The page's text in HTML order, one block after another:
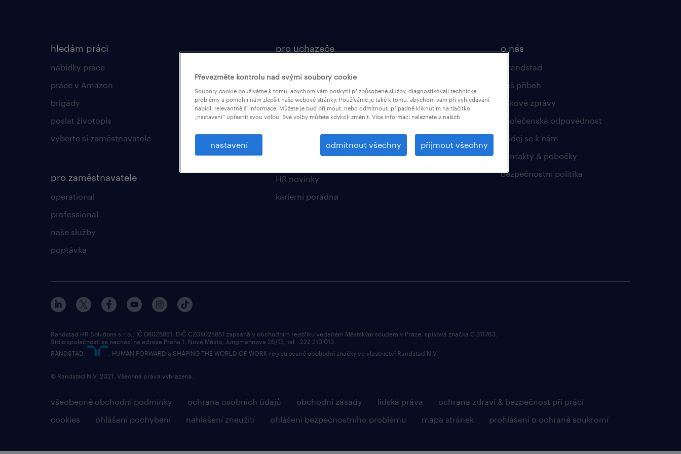
hledám práci
nabídky práce
práce v Amazon
brigády
poslat životopis
vyberte si zaměstnavatele
pro zaměstnavatele
operational
professional
naše služby
poptávka
pro uchazeče
employer brand research
HR novinky
karierní poradna
o nás
o randstad
náš příbeh
tiskové zprávy
společenská odpovědnost
přidej se k nám
kontakty & pobočky
bezpečnostní politika
všeobecné obchodní podmínky ochrana osobních údajů obchodní zásady lidská práva
ochrana zdraví & bezpečnost při práci
cookies
ohlášení pochybení nahlášení zneužití ohlášení bezpečnostního problému mapa stránek prohlášení o ochraně soukromí
Randstad HR Solutions s.r.o., IČ 08025851, DIČ CZ08025851 zapsaná v obchodním rejstříku vedeném Městským soudem v Praze, spisová značka C 311763.
Sídlo společnosti se nachází na adrese Praha 1, Nové Město, Jungmannova 26/15, tel.: 222 210 013
RANDSTAD,
, HUMAN FORWARD a SHAPING THE WORLD OF WORK registrované obchodní značky ve vlastnictví Randstad N.V.
© Randstad N.V. 2021. Všechna práva vyhrazena.
Převezměte kontrolu nad svými soubory cookie
Soubory cookie používáme k tomu, abychom vám poskytli přizpůsobené služby, diagnostikovali technické
problémy a pomohli nám zlepšit naše webové stránky. Používáme je také k tomu, abychom vám při vyhledávání
nabídli relevantnější informace. Můžete je buď přijmout, nebo odmítnout, případně kliknutím na tlačítko
„nastavení“ upřesnit svou volbu. Své volby můžete kdykoli změnit. Více informací naleznete v našich
nastavení odmítnout všechny přijmout všechny